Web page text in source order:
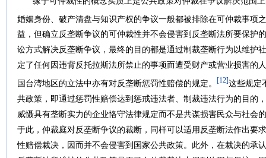
婚姻身份、破产清盘与知识产权的争议一般都被排除在可仲裁事项
益，但确立反垄断争议的可仲裁性并不会侵害到反垄断法所要保护
讼方式解决反垄断争议，最终的目的都是通过制裁垄断行为以维护
定了任何因违背反托拉斯法所禁止的事项而遭受财产或营业损害的
国台湾地区的立法中亦有对反垄断惩罚性赔偿的规定。 [12] 这些规定
共政策，即通过惩罚性赔偿达到惩戒违法者、制裁违法行为的目的
威慑具有垄断实力的企业恪守法律规定而不是共谋损害民众与社会
于此，仲裁庭对反垄断争议的裁断，同样可以适用反垄断法作出要
性赔偿裁决，因而并不会侵害到国家公共政策。此外，在裁决的承